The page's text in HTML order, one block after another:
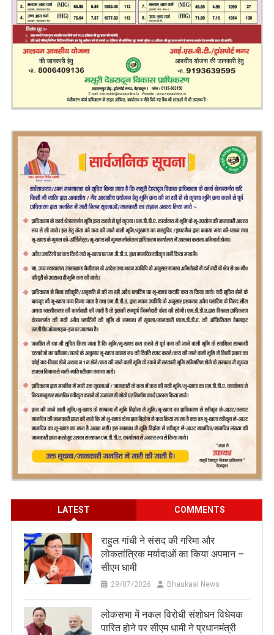
LATEST COMMENTS
राहुल गांधी ने संसद की गरिमा और
लोकतांत्रिक मर्यादाओं का किया अपमान –
सीएम धामी
29/07/2026 Bhaukaal News
लोकसभा में नकल विरोधी संशोधन विधेयक
पारित होने पर सीएम धामी ने प्रधानमंत्री